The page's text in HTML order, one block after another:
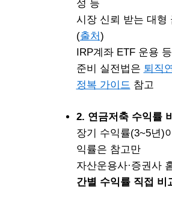
성 등
시장 신뢰 받는 대형
(출처)
IRP계좌 ETF 운용
준비 실전법은 퇴직
정복 가이드 참고
2. 연금저축 수익률
장기 수익률(3~5년)
익률은 참고만
자산운용사·증권사
간별 수익률 직접 비